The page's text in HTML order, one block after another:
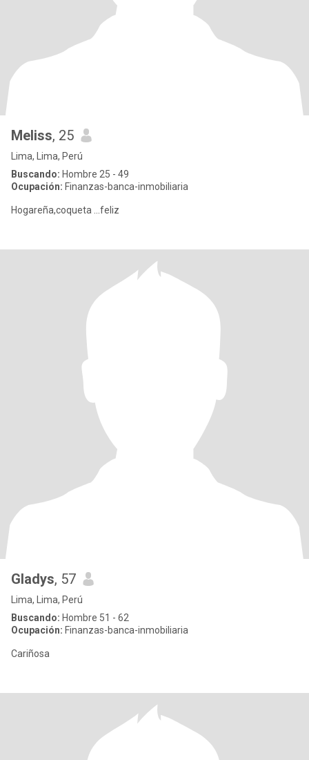
Meliss, 25
Lima, Lima, Perú
Buscando: Hombre 25 - 49
Ocupación: Finanzas-banca-inmobiliaria
Hogareña,coqueta ...feliz
Gladys, 57
Lima, Lima, Perú
Buscando: Hombre 51 - 62
Ocupación: Finanzas-banca-inmobiliaria
Cariñosa